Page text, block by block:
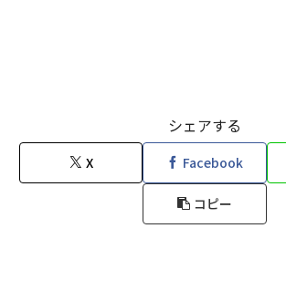
シェアする
X Facebook
コピー